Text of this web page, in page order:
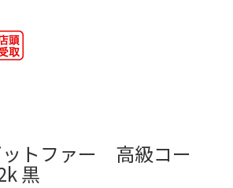
ットファー 高級コー
黒